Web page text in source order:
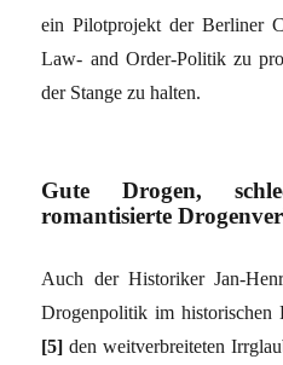
ein Pilotprojekt der Berliner
Law- and Order-Politik zu
der Stange zu halten.
Gute Drogen,
romantisierte
Auch der Historiker Jan-
Drogenpolitik im historischen
[5] den weitverbreiteten